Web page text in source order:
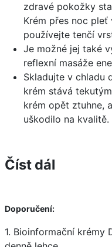
zdravé pokožky
Krém přes noc
používejte tenčí
Je možné jej také
reflexní masáže
Skladujte v chladu
krém stává
krém opět ztuhne,
uškodilo na kvalitě.
Číst dál
Doporučení:
1. Bioinformační krémy